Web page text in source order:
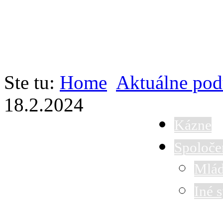
Ste tu: Home Aktuálne
18.2.2024
Kázne
Iné